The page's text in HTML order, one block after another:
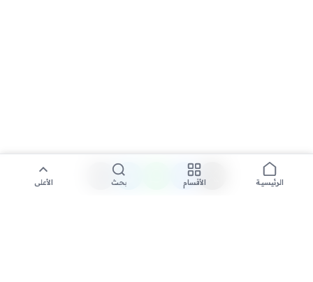
الرئيسية الأقسام بحث الأعلى